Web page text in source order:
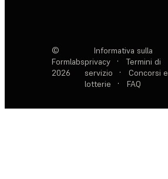
©
Formlabs
2026
Informativa sulla
privacy
·
Termini di
servizio
·
Concorsi e
lotterie
· FAQ